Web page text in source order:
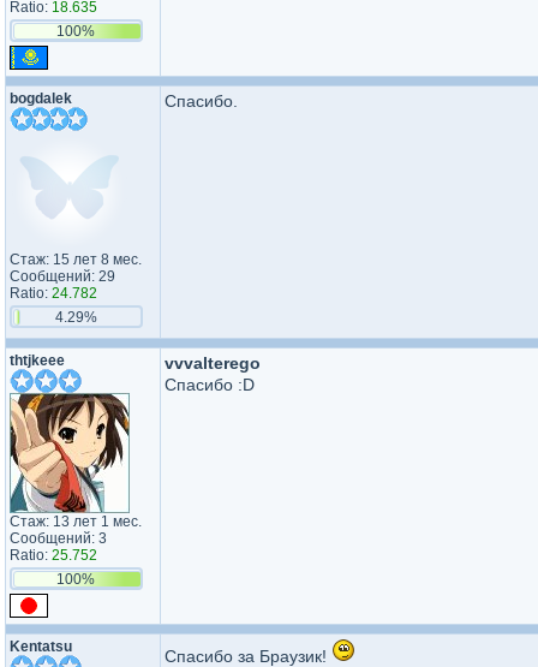
Ratio: 18.635
100%
bogdalek
Стаж: 15 лет 8 мес.
Сообщений: 29
Ratio: 24.782
4.29%
Спасибо.
thtjkeee
Стаж: 13 лет 1 мес.
Сообщений: 3
Ratio: 25.752
100%
vvvalterego
Спасибо :D
Kentatsu Спасибо за Браузик!